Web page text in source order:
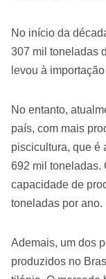
No início da
307 mil toneladas
levou à
No entanto,
país, com mais
piscicultura, que é
692 mil toneladas.
capacidade de
toneladas por ano.
Ademais, um dos
produzidos no